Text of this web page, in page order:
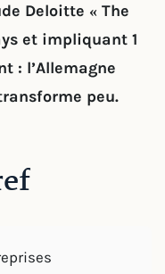
Deloitte « The
et impliquant 1
: l’Allemagne
peu.